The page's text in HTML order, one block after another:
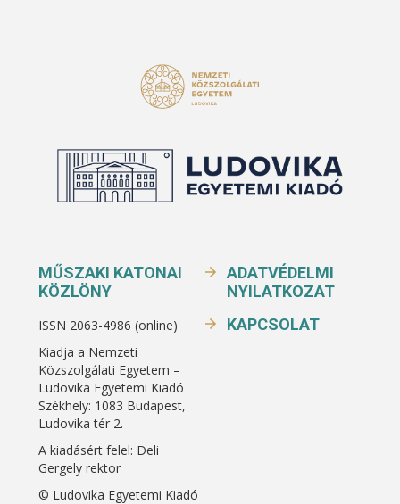
MŰSZAKI KATONAI
KÖZLÖNY
ISSN 2063-4986 (online)
Kiadja a Nemzeti
Közszolgálati Egyetem –
Ludovika Egyetemi Kiadó
Székhely: 1083 Budapest,
Ludovika tér 2.
A kiadásért felel: Deli
Gergely rektor
© Ludovika Egyetemi Kiadó
ADATVÉDELMI
NYILATKOZAT
KAPCSOLAT